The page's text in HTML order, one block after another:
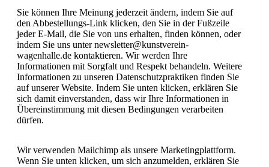
Sie können Ihre Meinung jederzeit ändern, indem Sie auf
den Abbestellungs-Link klicken, den Sie in der Fußzeile
jeder E-Mail, die Sie von uns erhalten, finden können, oder
indem Sie uns unter newsletter@kunstverein-
wagenhalle.de kontaktieren. Wir werden Ihre
Informationen mit Sorgfalt und Respekt behandeln. Weitere
Informationen zu unseren Datenschutzpraktiken finden Sie
auf unserer Website. Indem Sie unten klicken, erklären Sie
sich damit einverstanden, dass wir Ihre Informationen in
Übereinstimmung mit diesen Bedingungen verarbeiten
dürfen.
Wir verwenden Mailchimp als unsere Marketingplattform.
Wenn Sie unten klicken, um sich anzumelden, erklären Sie